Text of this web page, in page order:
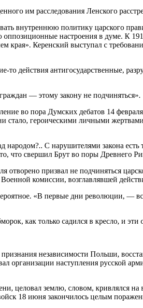
им расследования Ленского
внутреннюю политику царского
настроения в думе. К
Керенский выступал с
действия антигосударственные,
— этому закону не подчиняться».
во пора Думских дебатов 14
стало, героическими личными
народом?.. С нарушителями закона
что свершил Брут во поры Древнего
призвал не подчиняться
комиссии, возглавлявшей
«В первые дни революции,
как только садился в кресло, и
независимости Польши,
организации наступления русской
целовал землю, словом, кривлялся на
18 июня закончилось целым